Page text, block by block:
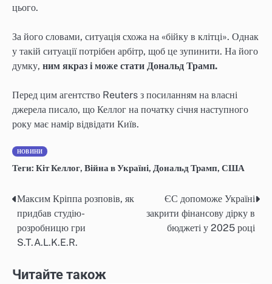
цього.
За його словами, ситуація схожа на «бійку в клітці». Однак
у такій ситуації потрібен арбітр, щоб це зупинити. На його
думку, ним якраз і може стати Дональд Трамп.
Перед цим агентство Reuters з посиланням на власні
джерела писало, що Келлог на початку січня наступного
року має намір відвідати Київ.
НОВИНИ
Теги: Кіт Келлог, Війна в Україні, Дональд Трамп, США
Навігація
записів
Максим Кріппа розповів, як
придбав студію-
розробницю гри
S.T.A.L.K.E.R.
ЄС допоможе Україні
закрити фінансову дірку в
бюджеті у 2025 році
Читайте також